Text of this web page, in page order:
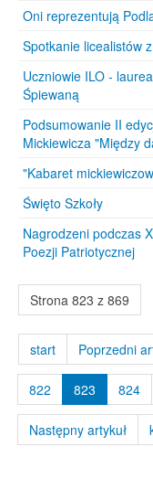
Oni reprezentują
Spotkanie licealistów
Uczniowie ILO -
Śpiewaną
Podsumowanie II
Mickiewicza "Między
"Kabaret
Święto Szkoły
Nagrodzeni podczas
Poezji Patriotycznej
Strona 823 z 869
start Poprzedni
822 823 824
Następny artykuł